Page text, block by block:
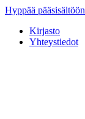
Hyppää pääsisältöön
Kirjasto
Yhteystiedot